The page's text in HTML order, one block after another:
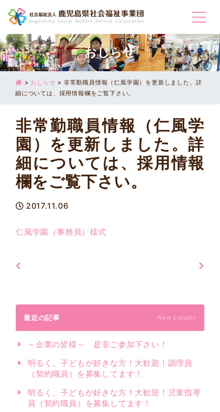
おしらせ
> おしらせ > 非常勤職員情報（仁風学園）を更新しました。詳
細については、採用情報欄をご覧下さい。
非常勤職員情報（仁風学
園）を更新しました。詳
細については、採用情報
欄をご覧下さい。
2017.11.06
仁風学園（事務員）様式
最近の記事 New column
～企業の皆様～ 是非ご参加下さい！
明るく、子どもが好きな方！大歓迎！調理員
（契約職員）を募集してます！
明るく、子どもが好きな方！大歓迎！児童指導
員（契約職員）を募集してます！